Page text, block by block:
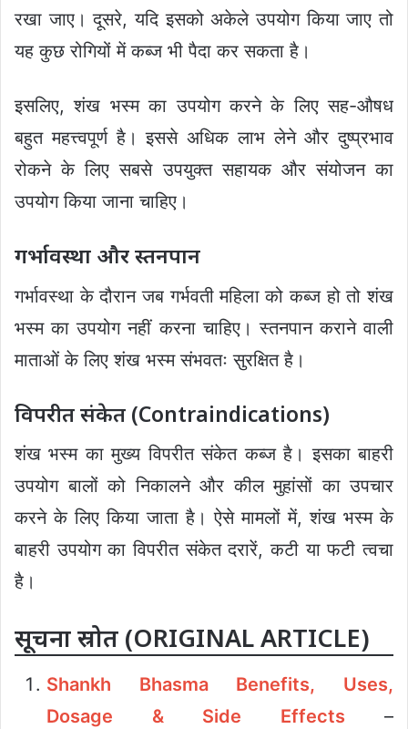
रखा जाए। दूसरे, यदि इसको अकेले उपयोग किया जाए तो
यह कुछ रोगियों में कब्ज भी पैदा कर सकता है।
इसलिए, शंख भस्म का उपयोग करने के लिए सह-औषध
बहुत महत्त्वपूर्ण है। इससे अधिक लाभ लेने और दुष्प्रभाव
रोकने के लिए सबसे उपयुक्त सहायक और संयोजन का
उपयोग किया जाना चाहिए।
गर्भावस्था और स्तनपान
गर्भावस्था के दौरान जब गर्भवती महिला को कब्ज हो तो शंख
भस्म का उपयोग नहीं करना चाहिए। स्तनपान कराने वाली
माताओं के लिए शंख भस्म संभवतः सुरक्षित है।
विपरीत संकेत (Contraindications)
शंख भस्म का मुख्य विपरीत संकेत कब्ज है। इसका बाहरी
उपयोग बालों को निकालने और कील मुहांसों का उपचार
करने के लिए किया जाता है। ऐसे मामलों में, शंख भस्म के
बाहरी उपयोग का विपरीत संकेत दरारें, कटी या फटी त्वचा
है।
सूचना स्रोत (ORIGINAL ARTICLE)
Shankh Bhasma Benefits, Uses,
Dosage & Side Effects –